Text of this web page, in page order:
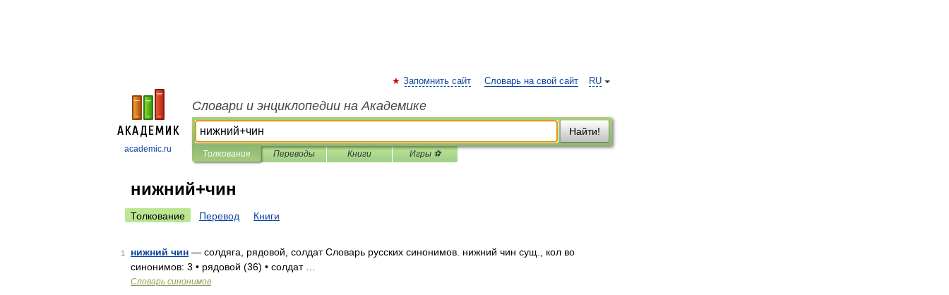
academic.ru
RU
Запомнить сайт Словарь на свой сайт
Словари и энциклопедии на Академике
Найти!
Толкования Переводы Книги Игры ⚽
нижний+чин
Толкование Перевод Книги
1 нижний чин — солдяга, рядовой, солдат Словарь русских синонимов. нижний чин сущ., кол во
синонимов: 3 • рядовой (36) • солдат …
Словарь синонимов